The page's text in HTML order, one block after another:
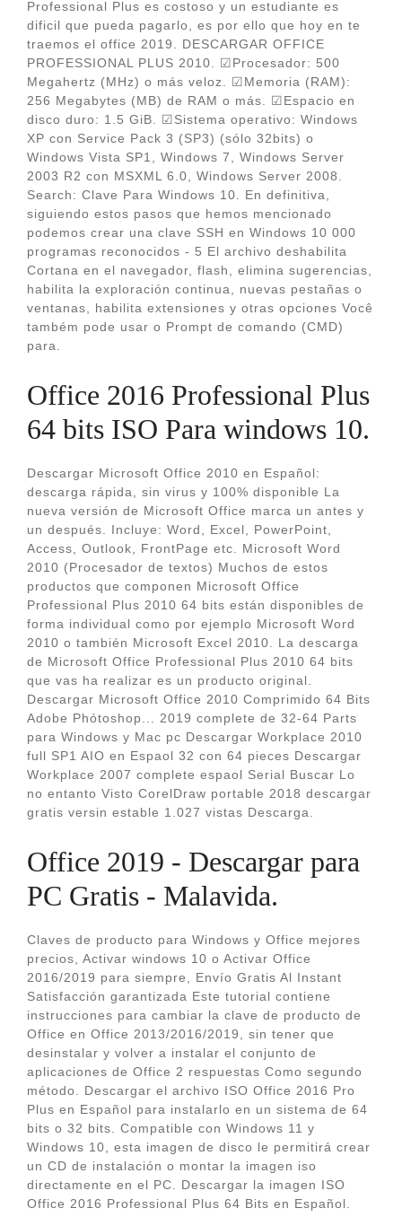
Professional Plus es costoso y un estudiante es
dificil que pueda pagarlo, es por ello que hoy en te
traemos el office 2019. DESCARGAR OFFICE
PROFESSIONAL PLUS 2010. ☑Procesador: 500
Megahertz (MHz) o más veloz. ☑Memoria (RAM):
256 Megabytes (MB) de RAM o más. ☑Espacio en
disco duro: 1.5 GiB. ☑Sistema operativo: Windows
XP con Service Pack 3 (SP3) (sólo 32bits) o
Windows Vista SP1, Windows 7, Windows Server
2003 R2 con MSXML 6.0, Windows Server 2008.
Search: Clave Para Windows 10. En definitiva,
siguiendo estos pasos que hemos mencionado
podemos crear una clave SSH en Windows 10 000
programas reconocidos - 5 El archivo deshabilita
Cortana en el navegador, flash, elimina sugerencias,
habilita la exploración continua, nuevas pestañas o
ventanas, habilita extensiones y otras opciones Você
também pode usar o Prompt de comando (CMD)
para.
Office 2016 Professional Plus
64 bits ISO Para windows 10.
Descargar Microsoft Office 2010 en Español:
descarga rápida, sin virus y 100% disponible La
nueva versión de Microsoft Office marca un antes y
un después. Incluye: Word, Excel, PowerPoint,
Access, Outlook, FrontPage etc. Microsoft Word
2010 (Procesador de textos) Muchos de estos
productos que componen Microsoft Office
Professional Plus 2010 64 bits están disponibles de
forma individual como por ejemplo Microsoft Word
2010 o también Microsoft Excel 2010. La descarga
de Microsoft Office Professional Plus 2010 64 bits
que vas ha realizar es un producto original.
Descargar Microsoft Office 2010 Comprimido 64 Bits
Adobe Phótoshop... 2019 complete de 32-64 Parts
para Windows y Mac pc Descargar Workplace 2010
full SP1 AIO en Espaol 32 con 64 pieces Descargar
Workplace 2007 complete espaol Serial Buscar Lo
no entanto Visto CorelDraw portable 2018 descargar
gratis versin estable 1.027 vistas Descarga.
Office 2019 - Descargar para
PC Gratis - Malavida.
Claves de producto para Windows y Office mejores
precios, Activar windows 10 o Activar Office
2016/2019 para siempre, Envío Gratis Al Instant
Satisfacción garantizada Este tutorial contiene
instrucciones para cambiar la clave de producto de
Office en Office 2013/2016/2019, sin tener que
desinstalar y volver a instalar el conjunto de
aplicaciones de Office 2 respuestas Como segundo
método. Descargar el archivo ISO Office 2016 Pro
Plus en Español para instalarlo en un sistema de 64
bits o 32 bits. Compatible con Windows 11 y
Windows 10, esta imagen de disco le permitirá crear
un CD de instalación o montar la imagen iso
directamente en el PC. Descargar la imagen ISO
Office 2016 Professional Plus 64 Bits en Español.